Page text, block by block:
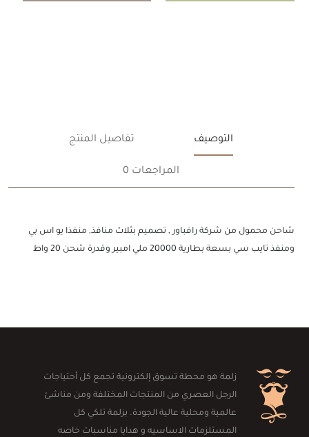
التوصيف تفاصيل المنتج
المراجعات 0
شاحن محمول من شركة رافباور , تصميم بثلاث منافذ, منفذا يو اس بي
ومنفذ تايب سي بسعة بطارية 20000 ملي امبير وقدرة شحن 20 واط
زلمة هو محطة تسوق إلكترونية تجمع كل أحتياجات
الرجل العصري من المنتجات المختلفة ومن مناشئ
عالمية ومحلية عالية الجودة. بزلمة تلكي كل
المستلزمات الاساسيه و هدايا مناسبات خاصه